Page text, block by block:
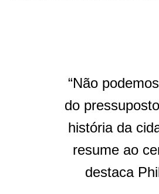
“Não
do
história da
resume ao
destaca